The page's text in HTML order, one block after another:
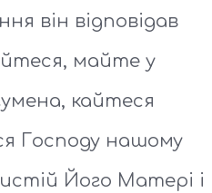
він відповідав
майте у
кайтеся
Господу нашому
Його Матері і